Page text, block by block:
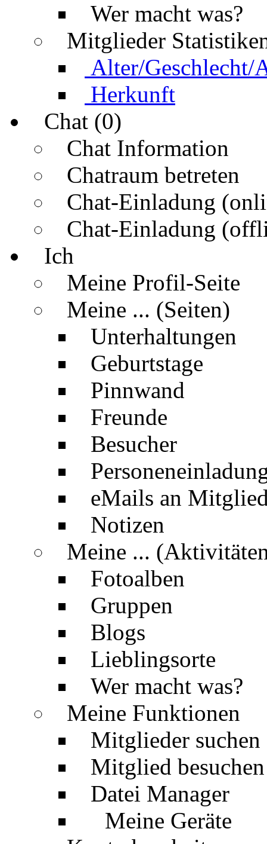
Wer macht was?
Mitglieder
Alter/Geschlecht/
Herkunft
Chat (0)
Chat Information
Chatraum betreten
Chat-Einladung
Chat-Einladung
Ich
Meine Profil-Seite
Meine ... (Seiten)
Unterhaltungen
Geburtstage
Pinnwand
Freunde
Besucher
eMails an
Notizen
Meine ...
Fotoalben
Gruppen
Blogs
Lieblingsorte
Wer macht was?
Meine Funktionen
Mitglieder suchen
Mitglied besuchen
Datei Manager
Meine Geräte